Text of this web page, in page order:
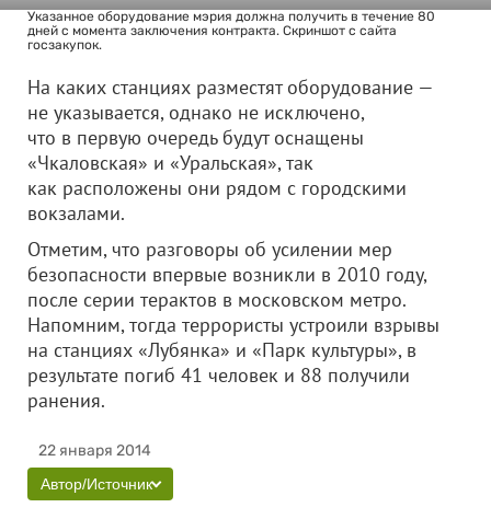
Указанное оборудование мэрия должна получить в течение 80
дней с момента заключения контракта. Скриншот с сайта
госзакупок.
На каких станциях разместят оборудование —
не указывается, однако не исключено,
что в первую очередь будут оснащены
«Чкаловская» и «Уральская», так
как расположены они рядом с городскими
вокзалами.
Отметим, что разговоры об усилении мер
безопасности впервые возникли в 2010 году,
после серии терактов в московском метро.
Напомним, тогда террористы устроили взрывы
на станциях «Лубянка» и «Парк культуры», в
результате погиб 41 человек и 88 получили
ранения.
22 января 2014
Автор/Источник